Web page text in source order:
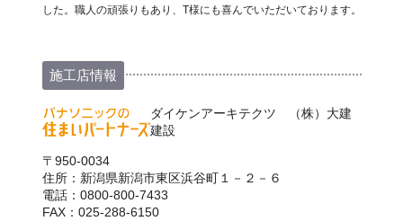
した。職人の頑張りもあり、T様にも喜んでいただいております。
施工店情報
ダイケンアーキテクツ （株）大建
建設
〒950-0034
住所：新潟県新潟市東区浜谷町１－２－６
電話：0800-800-7433
FAX：025-288-6150